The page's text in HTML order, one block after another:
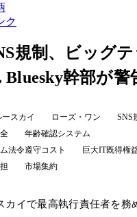
ク
規制、ビッグ
Bluesky幹部が警
ースカイ ローズ・ワン
SNS
年齢確認システム
法令遵守コスト
巨大IT既得権
市場集約
カイで最高執行責任者を務